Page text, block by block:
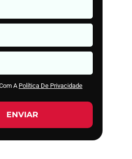
A Política De Privacidade
ENVIAR